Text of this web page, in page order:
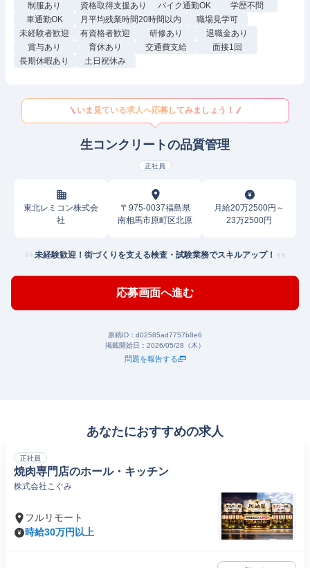
制服あり 資格取得支援あり バイク通勤OK
学歴不問
車通勤OK
月平均残業時間20時間以内
職場見学可
未経験者歓迎
有資格者歓迎 研修あり
退職金あり
賞与あり
育休あり 交通費支給
面接1回
長期休暇あり
土日祝休み
いま見ている求人へ応募してみましょう！
生コンクリートの品質管理
正社員
東北レミコン株式会
社
〒975-0037福島県
南相馬市原町区北原
月給20万2500円～
23万2500円
未経験歓迎！街づくりを支える検査・試験業務でスキルアップ！
応募画面へ進む
原稿ID： d02585ad7757b8e6
掲載開始日： 2026/05/28（木）
問題を報告する
あなたにおすすめの求人
正社員
焼肉専門店のホール・キッチン
株式会社こぐみ
フルリモート
時給30万円以上